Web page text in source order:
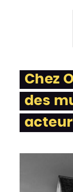
Chez
des